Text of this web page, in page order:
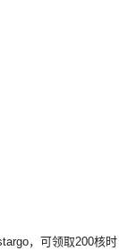
，可领取200核